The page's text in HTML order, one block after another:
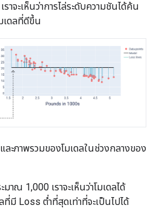
าจะเห็นว่าการไล่ระดับความชันได้ค้น
เดลที่ดีขึ้น
ละภาพรวมของโมเดลในช่วงกลางของ
าณ 1,000 เราจะเห็นว่าโมเดลได้
มี Loss ต่ำที่สุดเท่าที่จะเป็นไปได้